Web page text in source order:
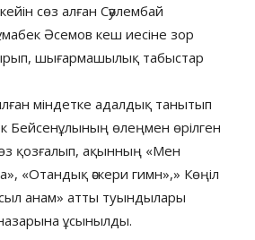
сөз алған Сәулембай
Әсемов кеш иесіне зор
шығармашылық табыстар
міндетке адалдық танытып
Бейсенұлының өлеңмен өрілген
қозғалып, ақынның «Мен
«Отандық әскери гимн»,» Көңіл
анам» атты туындылары
ұсынылды.